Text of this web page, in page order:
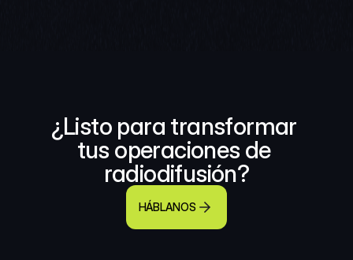
¿Listo para transformar
tus operaciones de
radiodifusión?
HÁBLANOS